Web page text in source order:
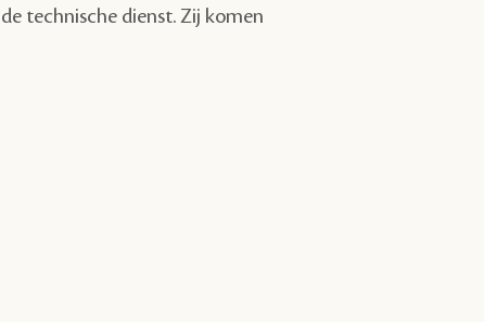
technische dienst. Zij komen